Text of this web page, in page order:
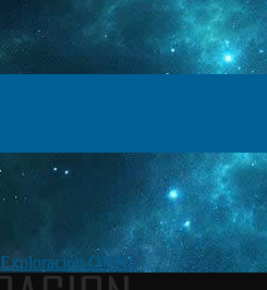
Exploración OVNI